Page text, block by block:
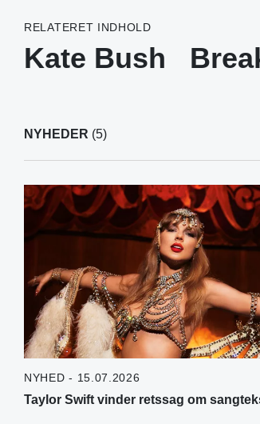
RELATERET INDHOLD
Kate Bush
NYHEDER (5)
NYHED - 15.07.2026
Taylor Swift vinder retssag om